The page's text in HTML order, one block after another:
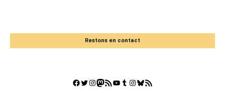
Restons en contact
Facebook
Twitter
Instagram
Mastodon
Flux RSSYouTube
Tumblr
Instagram
Bluesky
GestGame